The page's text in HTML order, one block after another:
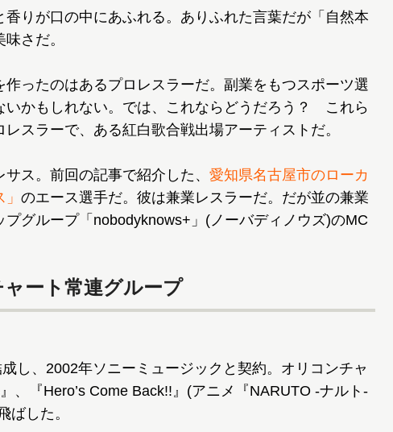
りが口の中にあふれる。ありふれた言葉だが「自然本
さだ。
ったのはあるプロレスラーだ。副業をもつスポーツ選
いかもしれない。では、これならどうだろう？ これら
スラーで、ある紅白歌合戦出場アーティストだ。
ス。前回の記事で紹介した、 愛知県名古屋市のローカ
のエース選手だ。彼は兼業レスラーだ。だが並の兼業
グループ「nobodyknows+」(ノーバディノウズ)のMC
ート常連グループ
し、2002年ソニーミュージックと契約。オリコンチャ
、『Hero’s Come Back!!』(アニメ『NARUTO -ナルト-
ばした。